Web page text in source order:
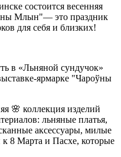
состоится весенняя
Млын"— это праздник
для себя и близких!
в «Льняной сундучок»
ярмарке "Чароўны
🌸 коллекция изделий
льняные платья,
аксессуары, милые
8 Марта и Пасхе, которые